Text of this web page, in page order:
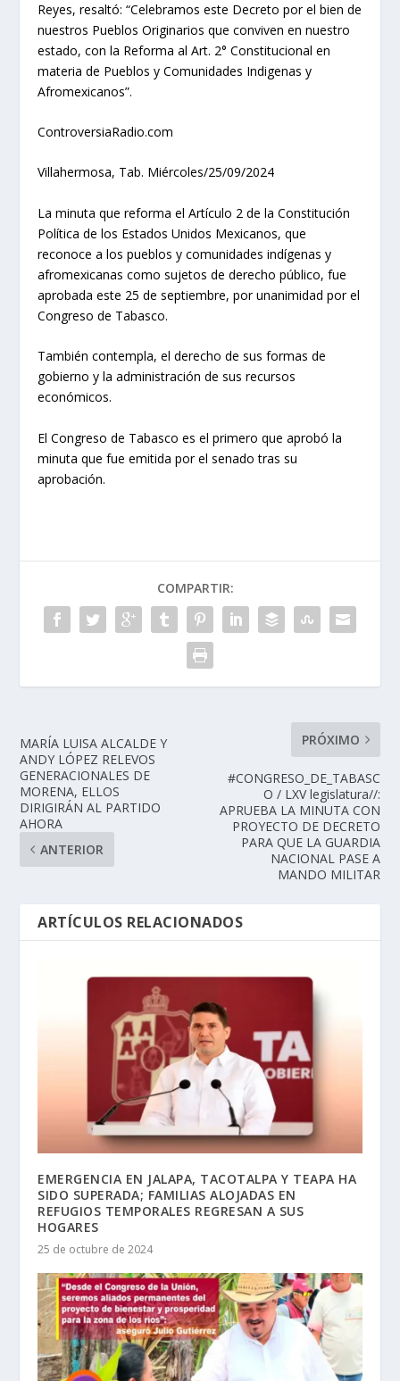
Reyes, resaltó: “Celebramos este Decreto por el bien de
nuestros Pueblos Originarios que conviven en nuestro
estado, con la Reforma al Art. 2° Constitucional en
materia de Pueblos y Comunidades Indigenas y
Afromexicanos”.
ControversiaRadio.com
Villahermosa, Tab. Miércoles/25/09/2024
La minuta que reforma el Artículo 2 de la Constitución
Política de los Estados Unidos Mexicanos, que
reconoce a los pueblos y comunidades indígenas y
afromexicanas como sujetos de derecho público, fue
aprobada este 25 de septiembre, por unanimidad por el
Congreso de Tabasco.
También contempla, el derecho de sus formas de
gobierno y la administración de sus recursos
económicos.
El Congreso de Tabasco es el primero que aprobó la
minuta que fue emitida por el senado tras su
aprobación.
COMPARTIR:
MARÍA LUISA ALCALDE Y
ANDY LÓPEZ RELEVOS
GENERACIONALES DE
MORENA, ELLOS
DIRIGIRÁN AL PARTIDO
AHORA
ANTERIOR
PRÓXIMO
#CONGRESO_DE_TABASC
O / LXV legislatura//:
APRUEBA LA MINUTA CON
PROYECTO DE DECRETO
PARA QUE LA GUARDIA
NACIONAL PASE A
MANDO MILITAR
ARTÍCULOS RELACIONADOS
EMERGENCIA EN JALAPA, TACOTALPA Y TEAPA HA
SIDO SUPERADA; FAMILIAS ALOJADAS EN
REFUGIOS TEMPORALES REGRESAN A SUS
HOGARES
25 de octubre de 2024